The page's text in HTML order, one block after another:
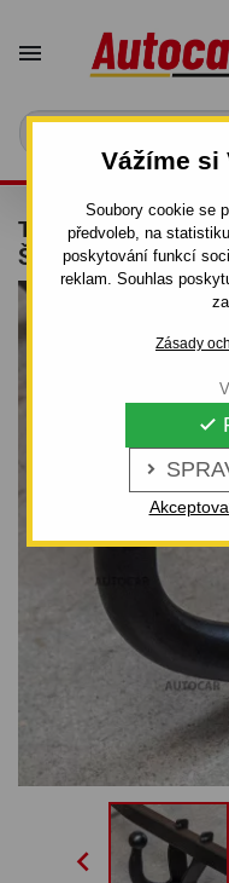
Vážíme si
Soubory cookie se
předvoleb, na
poskytování funkcí
reklam. Souhlas
Zásady



TAŽNÉ ZAŘÍZENÍ
ŠROUBOVÝ
